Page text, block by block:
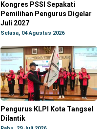
Kongres PSSI Sepakati
Pemilihan Pengurus Digelar
Juli 2027
Selasa, 04 Agustus 2026
Pengurus KLPI Kota Tangsel
Dilantik